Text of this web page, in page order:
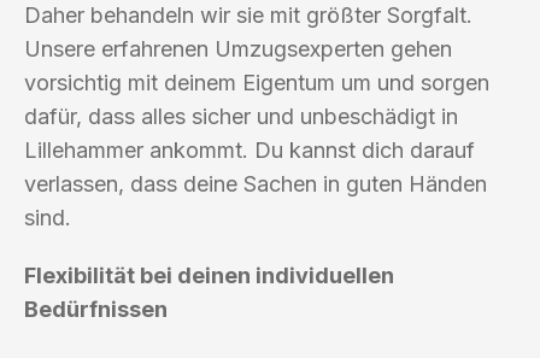
Daher behandeln wir sie mit größter Sorgfalt.
Unsere erfahrenen Umzugsexperten gehen
vorsichtig mit deinem Eigentum um und sorgen
dafür, dass alles sicher und unbeschädigt in
Lillehammer ankommt. Du kannst dich darauf
verlassen, dass deine Sachen in guten Händen
sind.
Flexibilität bei deinen individuellen
Bedürfnissen